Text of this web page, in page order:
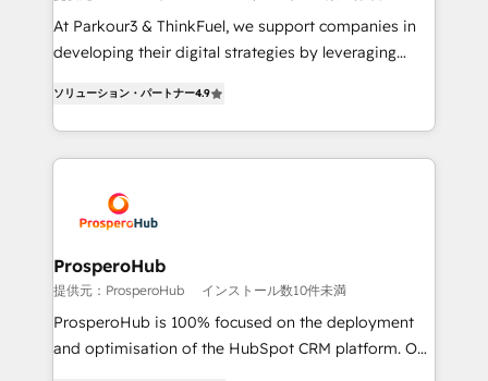
you invest in 100% of your buyers, accelerating your
growth and positioning yourself as an undisputed
transformation process A methodology designed to
implement HubSpot effectively and optimize your
record of business transformation, our growth-first
approach has helped brands dominate their
At Parkour3 & ThinkFuel, we support companies in
developing their digital strategies by leveraging
sales processes to generate growth. Our offer spans
from Strategy to Operations. We specialize in CRM
onboarding and implementation, web design, sales
extensive experience working with tech companies
and manufacturers since 2002, we are committed to
empowering our clients and developing their
autonomy. Get to grips with HubSpot through
guided implementation and seamless integration of
the CRM platform into your digital ecosystem. Would
ソリューション・パートナー4.9
ProsperoHub
提供元：ProsperoHub インストール数10件未満
ProsperoHub is 100% focused on the deployment
and optimisation of the HubSpot CRM platform. Our